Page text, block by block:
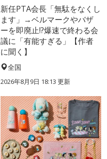
新任PTA会長「無駄をなくし
ます」→ベルマークやバザ
ーを即廃止!?爆速で終わる会
議に「有能すぎる」【作者
に聞く】
全国
2026年8月9日 18:13 更新